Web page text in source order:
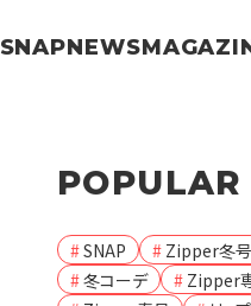
SNAPNEWS
POPULAR
SNAP Zipper冬号
冬コーデ
Zipper